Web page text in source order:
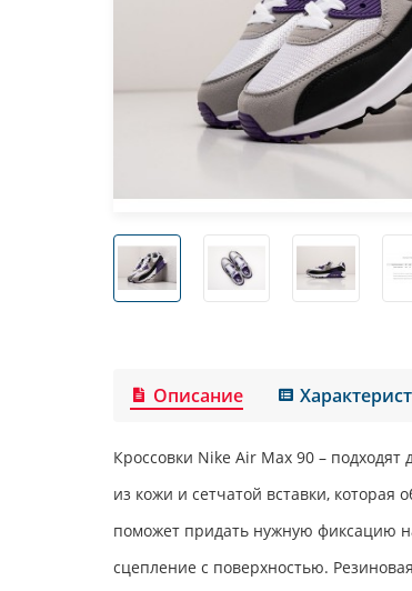
Описание
Кроссовки Nike Air Max 90 – подходят
из кожи и сетчатой вставки,
поможет придать нужную фиксацию
сцепление с поверхностью.